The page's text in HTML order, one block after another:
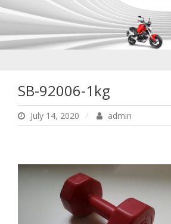
SB-
SB-92006-1kg
July 14, 2020 admin